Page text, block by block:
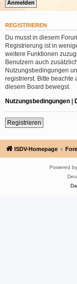
REGISTRIEREN
Du musst in diesem
Registrierung ist in
weitere Funktionen
Benutzern auch
Nutzungsbedingungen
registrierst. Bitte beachte
diesem Board bewegst.
Nutzungsbedingungen |
Registrieren
ISDV-Homepage
Powered by